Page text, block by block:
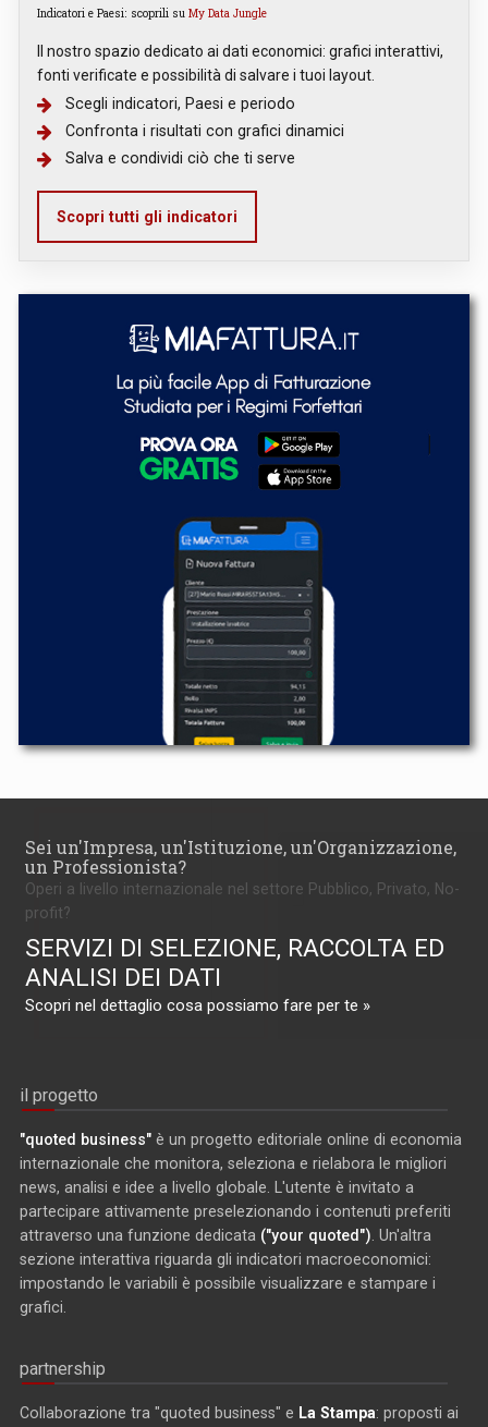
Indicatori e Paesi: scoprili su My Data Jungle
Il nostro spazio dedicato ai dati economici: grafici interattivi,
fonti verificate e possibilità di salvare i tuoi layout.
Scegli indicatori, Paesi e periodo
Confronta i risultati con grafici dinamici
Salva e condividi ciò che ti serve
Scopri tutti gli indicatori
Sei un'Impresa, un'Istituzione, un'Organizzazione,
un Professionista?
Operi a livello internazionale nel settore Pubblico, Privato, No-
profit?
SERVIZI DI SELEZIONE, RACCOLTA ED
ANALISI DEI DATI
Scopri nel dettaglio cosa possiamo fare per te »
il progetto
"quoted business" è un progetto editoriale online di economia
internazionale che monitora, seleziona e rielabora le migliori
news, analisi e idee a livello globale. L'utente è invitato a
partecipare attivamente preselezionando i contenuti preferiti
attraverso una funzione dedicata ("your quoted") . Un'altra
sezione interattiva riguarda gli indicatori macroeconomici:
impostando le variabili è possibile visualizzare e stampare i
grafici.
partnership
Collaborazione tra "quoted business" e La Stampa: proposti ai